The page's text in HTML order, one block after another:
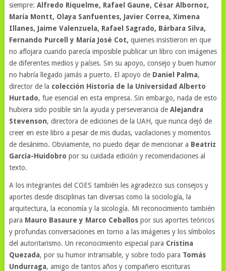
siempre: Alfredo Riquelme, Rafael Gaune, César Albornoz,
María Montt, Olaya Sanfuentes, Javier Correa, Ximena
Illanes, Jaime Valenzuela, Rafael Sagrado, Bárbara Silva,
Fernando Purcell y María José Cot, quienes insistieron en que
no aflojara cuando parecía imposible publicar un libro con imágenes
de diferentes medios y países. Sin su apoyo, consejo y buen humor
no habría llegado jamás a puerto. El apoyo deDaniel Palma,
director de la colección Historia de la Universidad Alberto
Hurtado, fue esencial en esta empresa. Sin embargo, nada de esto
hubiera sido posible sin la ayuda y perseverancia de Alejandra
Stevenson, directora de ediciones de la UAH, que nunca dejó de
creer en este libro a pesar de mis dudas, vacilaciones y momentos
de desánimo. Obviamente, no puedo dejar de mencionar a Beatriz
García-Huidobro por su cuidada edición y recomendaciones al
texto.
A los integrantes del COES también les agradezco sus consejos y
aportes desde disciplinas tan diversas como la sociología, la
arquitectura, la economía y la sicología. Mi reconocimiento también
para Mauro Basaure y Marco Ceballos por sus aportes teóricos
y profundas conversaciones en torno a las imágenes y los símbolos
del autoritarismo. Un reconocimiento especial para Cristina
Quezada, por su humor intransable, y sobre todo para Tomás
Undurraga, amigo de tantos años y compañero escrituras